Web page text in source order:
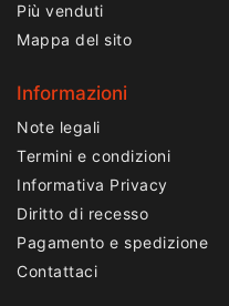
Più venduti
Mappa del sito
Informazioni
Note legali
Termini e condizioni
Informativa Privacy
Diritto di recesso
Pagamento e spedizione
Contattaci